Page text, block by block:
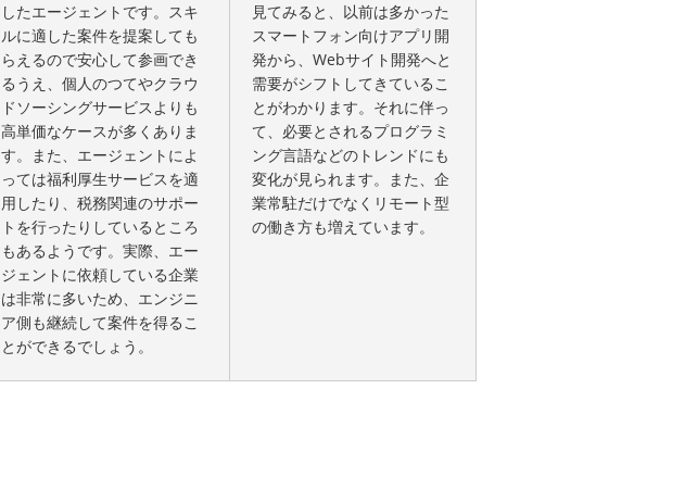
したエージェントです。スキ
ルに適した案件を提案しても
らえるので安心して参画でき
るうえ、個人のつてやクラウ
ドソーシングサービスよりも
高単価なケースが多くありま
す。また、エージェントによ
っては福利厚生サービスを適
用したり、税務関連のサポー
トを行ったりしているところ
もあるようです。実際、エー
ジェントに依頼している企業
は非常に多いため、エンジニ
ア側も継続して案件を得るこ
とができるでしょう。
見てみると、以前は多かった
スマートフォン向けアプリ開
発から、Webサイト開発へと
需要がシフトしてきているこ
とがわかります。それに伴っ
て、必要とされるプログラミ
ング言語などのトレンドにも
変化が見られます。また、企
業常駐だけでなくリモート型
の働き方も増えています。